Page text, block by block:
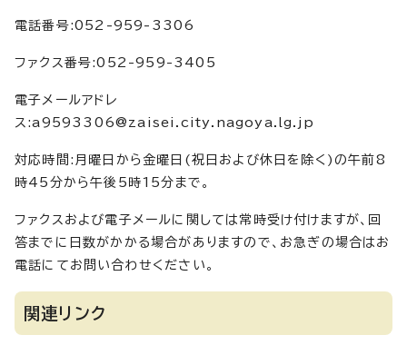
電話番号:052-959-3306
ファクス番号:052-959-3405
電子メールアドレ
ス:a9593306@zaisei.city.nagoya.lg.jp
対応時間:月曜日から金曜日(祝日および休日を除く)の午前8
時45分から午後5時15分まで。
ファクスおよび電子メールに関しては常時受け付けますが、回
答までに日数がかかる場合がありますので、お急ぎの場合はお
電話にてお問い合わせください。
関連リンク